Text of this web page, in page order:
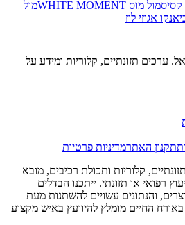
קסיסמול מוס WHITE MOMENT
מול
אגוזי לוז
ערכים תזונתיים, קלוריות ומידע על
תקנון האתרמדיניות פרטיות
קלוריות ותכולת רכיבים, מובא
רפואי או תזונתי. ייתכנו הבדלים
והנתונים עשויים להשתנות מעת
באורח החיים מומלץ להיוועץ באיש מקצוע